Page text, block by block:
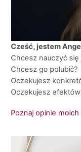
Cześć, jestem
Chcesz nauczyć
Chcesz go polubić?
Oczekujesz
Oczekujesz
Poznaj opinie